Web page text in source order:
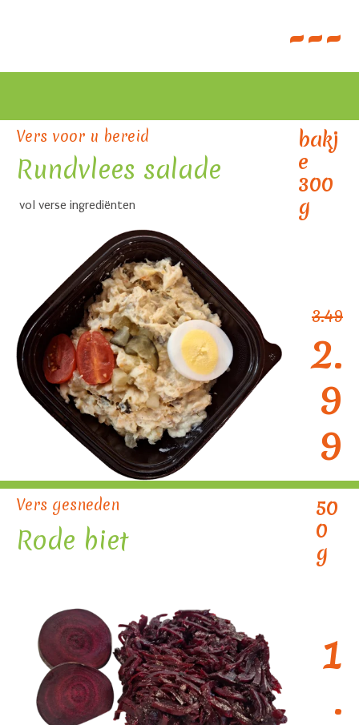
---
Vers voor u bereid
Rundvlees salade
vol verse ingrediënten
bakj
e
300
g
3.49
2.
9
9
Vers gesneden
Rode biet
50
0
g
1
.